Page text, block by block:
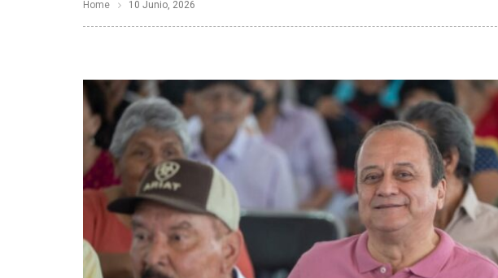
Home 10 Junio, 2026